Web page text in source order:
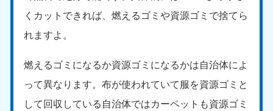
くカットできれば、燃えるゴミや資源ゴミで捨てら
れますよ。
燃えるゴミになるか資源ゴミになるかは自治体によ
って異なります。布が使われていて服を資源ゴミと
して回収している自治体ではカーペットも資源ゴミ